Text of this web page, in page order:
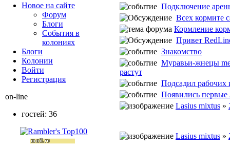
Подключение
Всех кормите
Кормление
Привет
Знакомство
Муравьи-жнецы
растут
Подсадил рабочих
Появились
Lasius mixtus »
Lasius mixtus »
Новое на сайте
Форум
Блоги
События в
колониях
Блоги
Колонии
Войти
Peгиcтpaция
on-line
гостей: 36